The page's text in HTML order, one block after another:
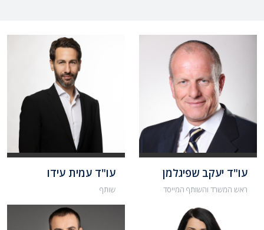
עו"ד יעקב שפיגלמן
ראש המשרד והשותף המייסד
עו"ד עמית עידו
שותף